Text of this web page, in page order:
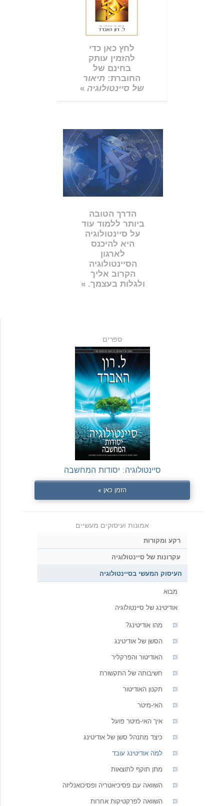
לחץ כאן כדי
להזמין עותק
בחינם של
החוברת: תיאור
של סיינטולוגיה »
הדרך הטובה
ביותר ללמוד עוד
על סיינטולוגיה
היא להיכנס
לארגון
הסיינטולוגיה
הקרוב אליך
ולגלות בעצמך. »
ספרים
סיינטולוגיה: יסודות המחשבה
הזמן כאן »
אמונות ועיסוקים מעשיים
רקע ומקורות
עקרונות של סיינטולוגיה
העיסוק המעשי בסיינטולוגיה
מבוא
אודיטינג של סיינטולוגיה
מהו אודיטינג?
הסשן של אודיטינג
האודיטור והפרקליר
חשיבותה של התקשורת
תקנון האודיטור
האי-מיטר
איך האי-מיטר פועל
כיצד מתנהל סשן של אודיטינג
למה אודיטינג עובד
מתן תוקף לתוצאות
השוואה עם פסיכיאטריה ופסיכואנליזה
השוואה לפרקטיקות אחרות